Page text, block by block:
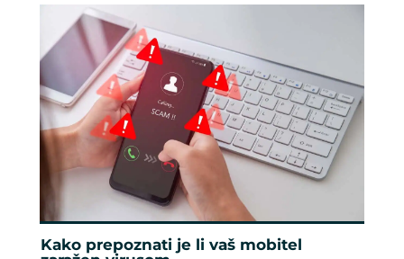
Kako prepoznati je li vaš mobitel